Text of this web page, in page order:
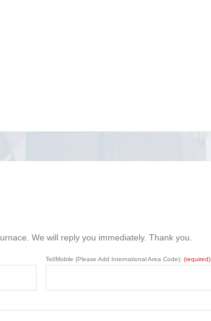
We will reply you immediately. Thank you.
Tel/Mobile (Please Add International Area Code): (required)